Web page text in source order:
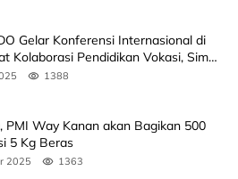
Gelar Konferensi Internasional di
Kolaborasi Pendidikan Vokasi, Simak
1388
PMI Way Kanan akan Bagikan 500
5 Kg Beras
2025 1363